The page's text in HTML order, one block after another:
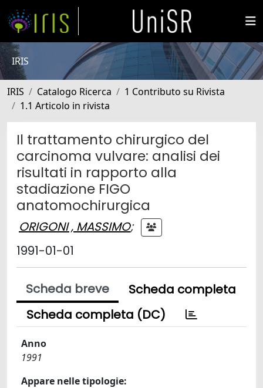
IRIS
IRIS Catalogo Ricerca
1 Contributo su Rivista
1.1 Articolo in rivista
Il trattamento chirurgico del
carcinoma vulvare: analisi dei
risultati in rapporto alla
stadiazione FIGO
anatomochirurgica
ORIGONI , MASSIMO;
1991-01-01
Scheda breve
Scheda completa
Scheda completa (DC)
Anno
1991
Appare nelle tipologie: